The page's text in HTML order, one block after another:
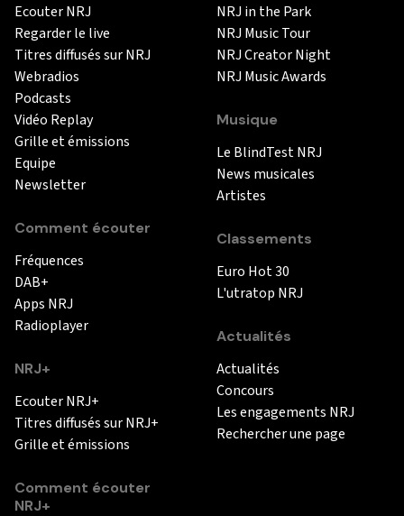
Ecouter NRJ
Regarder le live
Titres diffusés sur NRJ
Webradios
Podcasts
Vidéo Replay
Grille et émissions
Equipe
Newsletter
Comment écouter
Fréquences
DAB+
Apps NRJ
Radioplayer
NRJ+
Ecouter NRJ+
Titres diffusés sur NRJ+
Grille et émissions
Comment écouter
NRJ+
NRJ in the Park
NRJ Music Tour
NRJ Creator Night
NRJ Music Awards
Musique
Le BlindTest NRJ
News musicales
Artistes
Classements
Euro Hot 30
L'utratop NRJ
Actualités
Actualités
Concours
Les engagements NRJ
Rechercher une page